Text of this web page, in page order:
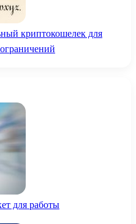
криптокошелек для
для работы